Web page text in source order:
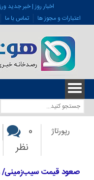
اخبار روز | خبر جدید
اعتبارات و مجوز ها
تماس با ما
رپورتاژ
0
نظر
صعود قیمت سیب‌زمینی/